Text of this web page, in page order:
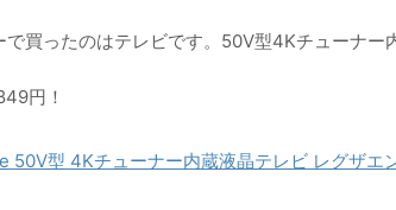
買ったのはテレビです。50V型4Kチューナー
円！
50V型 4Kチューナー内蔵液晶テレビ レグザエ